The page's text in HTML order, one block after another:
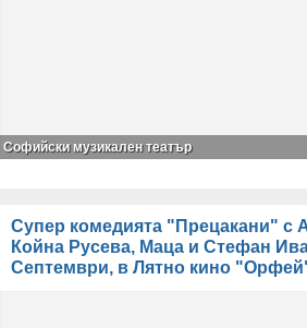
Софийски музикален театър
Супер комедията "Прецакани" с
Койна Русева, Маца и Стефан
Септември, в Лятно кино